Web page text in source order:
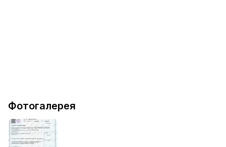
Фотогалерея